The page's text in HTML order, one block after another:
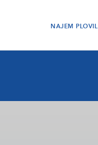
NAJEM PLOVIL